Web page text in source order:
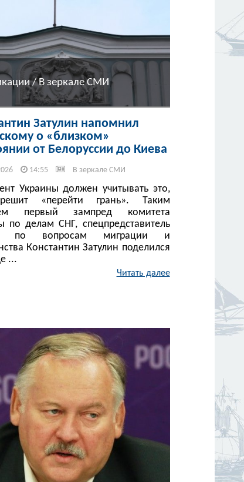
/ В зеркале СМИ
Затулин напомнил
о «близком»
от Белоруссии до Киева
14:55 В зеркале СМИ
Украины должен учитывать это,
«перейти грань». Таким
первый зампред комитета
по делам СНГ, спецпредставитель
по вопросам миграции и
Константин Затулин поделился
...
Читать далее